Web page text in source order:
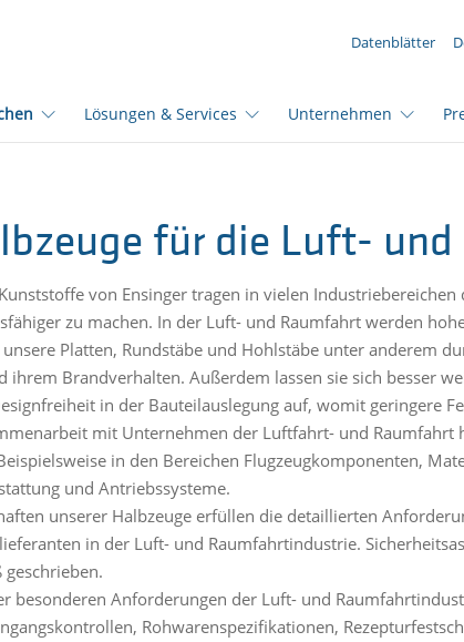
Datenblätter
Lösungen & Services Unternehmen
für die Luft-
von Ensinger tragen in vielen
zu machen. In der Luft- und Raumfahrt werden
Platten, Rundstäbe und Hohlstäbe unter anderem
ihrem Brandverhalten. Außerdem lassen sie sich besser
in der Bauteilauslegung auf, womit geringere
mit Unternehmen der Luftfahrt- und Raumfahrt
in den Bereichen Flugzeugkomponenten,
und Antriebssysteme.
unserer Halbzeuge erfüllen die detaillierten
in der Luft- und Raumfahrtindustrie.
besonderen Anforderungen der Luft- und
Rohwarenspezifikationen,